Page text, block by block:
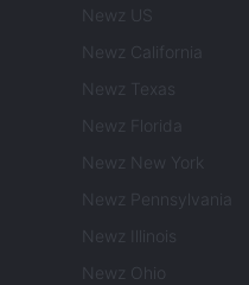
Newz US
Newz California
Newz Texas
Newz Florida
Newz New York
Newz Pennsylvania
Newz Illinois
Newz Ohio